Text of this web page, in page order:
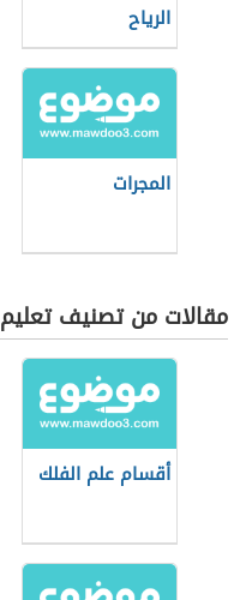
الرياح
المجرات
مقالات من تصنيف تعليم
أقسام علم الفلك